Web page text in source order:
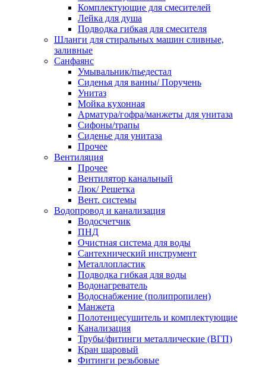
Комплектующие для смесителей
Лейка для душа
Подводка гибкая для смесителя
Шланги для стиральных машин сливные,
заливные
Санфаянс
Умывальник/пьедестал
Сиденья для ванны/ Поручень
Унитаз
Мойка кухонная
Арматура/гофра/манжеты для унитаза
Сифоны/трапы
Сиденье для унитаза
Прочее
Вентиляция
Прочее
Вентилятор канальный
Люк/ Решетка
Вент. системы
Водопровод и канализация
Водосчетчик
ПНД
Очистная система для воды
Сантехнический инструмент
Металлопластик
Подводка гибкая для воды
Водонагреватель
Водоснабжение (полипропилен)
Манжета
Полотенцесушитель и комплектующие
Канализация
Трубы/фитинги металлические (ВГП)
Кран шаровый
Фитинги резьбовые